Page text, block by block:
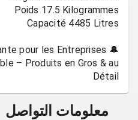
– Produits en Gros & au
Détail
معلومات التواصل